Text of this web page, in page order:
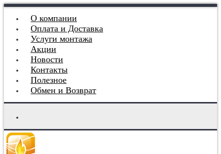
О компании
Оплата и Доставка
Услуги монтажа
Акции
Новости
Контакты
Полезное
Обмен и Возврат